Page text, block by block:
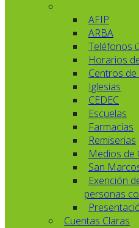
AFIP
ARBA
Teléfonos
Horarios
Centros de
Iglesias
CEDEC
Escuelas
Farmacias
Remiserias
Medios de
San
Exención
personas
Cuentas Claras